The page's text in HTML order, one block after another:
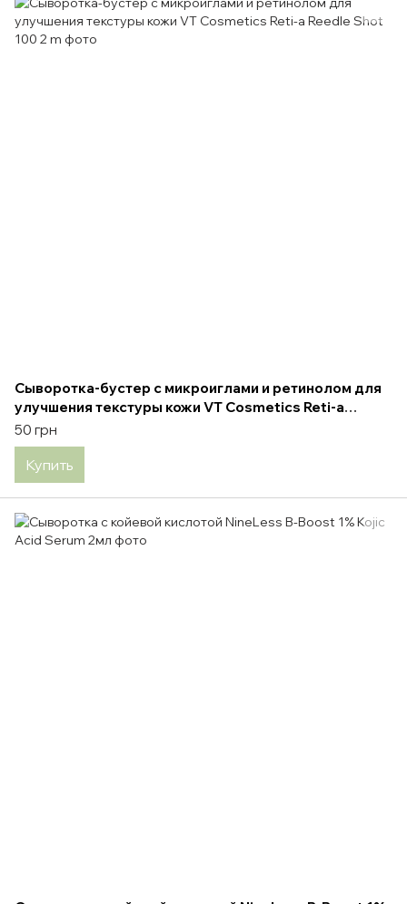
Сыворотка-бустер с микроиглами и ретинолом для
улучшения текстуры кожи VT Cosmetics Reti-a
Reedle Shot 100 2 m
50 грн
Купить